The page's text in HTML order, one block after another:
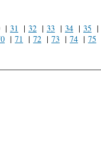
| 31 | 32 | 33 | 34 | 35 |
| 71 | 72 | 73 | 74 | 75